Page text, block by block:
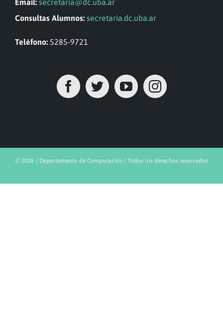
Consultas Alumnos: secretaria.dc.uba.ar
Teléfono: 5285-9721
© 2018 | Departamento de Computación | Todos los derechos reservados